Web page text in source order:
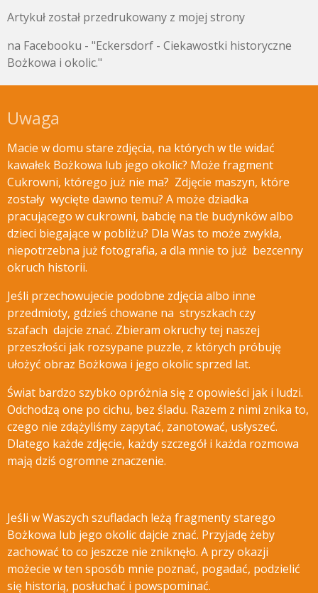
Artykuł został przedrukowany z mojej strony
na Facebooku - "Eckersdorf - Ciekawostki historyczne
Bożkowa i okolic."
Uwaga
Macie w domu stare zdjęcia, na których w tle widać
kawałek Bożkowa lub jego okolic? Może fragment
Cukrowni, którego już nie ma? Zdjęcie maszyn, które
zostały wycięte dawno temu? A może dziadka
pracującego w cukrowni, babcię na tle budynków albo
dzieci biegające w pobliżu? Dla Was to może zwykła,
niepotrzebna już fotografia, a dla mnie to już bezcenny
okruch historii.
Jeśli przechowujecie podobne zdjęcia albo inne
przedmioty, gdzieś chowane na stryszkach czy
szafach dajcie znać. Zbieram okruchy tej naszej
przeszłości jak rozsypane puzzle, z których próbuję
ułożyć obraz Bożkowa i jego okolic sprzed lat.
Świat bardzo szybko opróżnia się z opowieści jak i ludzi.
Odchodzą one po cichu, bez śladu. Razem z nimi znika to,
czego nie zdążyliśmy zapytać, zanotować, usłyszeć.
Dlatego każde zdjęcie, każdy szczegół i każda rozmowa
mają dziś ogromne znaczenie.
Jeśli w Waszych szufladach leżą fragmenty starego
Bożkowa lub jego okolic dajcie znać. Przyjadę żeby
zachować to co jeszcze nie zniknęło. A przy okazji
możecie w ten sposób mnie poznać, pogadać, podzielić
się historią, posłuchać i powspominać.